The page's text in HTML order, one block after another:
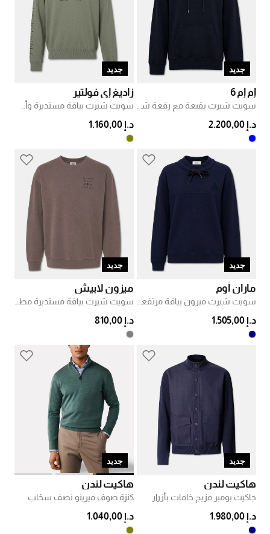
جديد
إم إم 6
د.إ 2.200,00
جديد
زاديغ إي فولتير
د.إ 1.160,00
جديد
ماران أوم
د.إ 1.505,00
جديد
ميزون لابيش
د.إ 810,00
جديد
هاكيت لندن
جاكيت بومبر مزيج خامات بأزرار
د.إ 1.980,00
جديد
هاكيت لندن
كنزة صوف ميرينو نصف سحّاب
د.إ 1.040,00